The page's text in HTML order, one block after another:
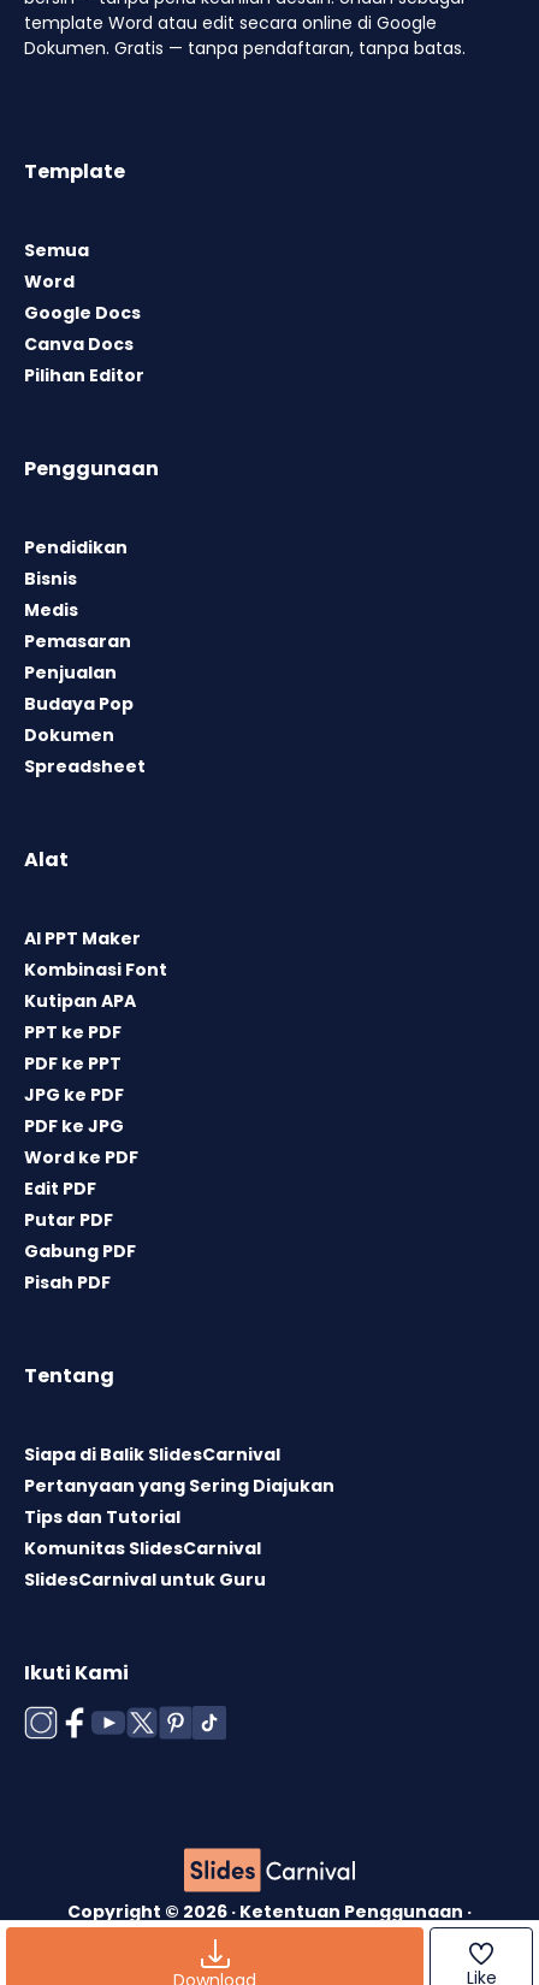
Download Like
template Word atau edit secara online di Google
Dokumen. Gratis — tanpa pendaftaran, tanpa batas.
Template
Semua
Word
Google Docs
Canva Docs
Pilihan Editor
Penggunaan
Pendidikan
Bisnis
Medis
Pemasaran
Penjualan
Budaya Pop
Dokumen
Spreadsheet
Alat
AI PPT Maker
Kombinasi Font
Kutipan APA
PPT ke PDF
PDF ke PPT
JPG ke PDF
PDF ke JPG
Word ke PDF
Edit PDF
Putar PDF
Gabung PDF
Pisah PDF
Tentang
Siapa di Balik SlidesCarnival
Pertanyaan yang Sering Diajukan
Tips dan Tutorial
Komunitas SlidesCarnival
SlidesCarnival untuk Guru
Ikuti Kami
Copyright © 2026 · Ketentuan Penggunaan ·
·
Kebijakan